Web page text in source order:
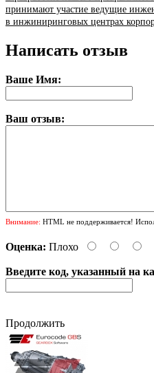
принимают участие ведущие
в инжиниринговых центрах
Написать отзыв
Ваше Имя:
Ваш отзыв:
Внимание: HTML не поддерживается!
Оценка: Плохо
Введите код, указанный на
Продолжить